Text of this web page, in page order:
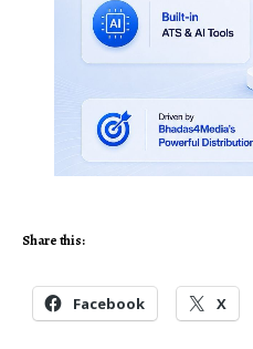
Share this:
Facebook X